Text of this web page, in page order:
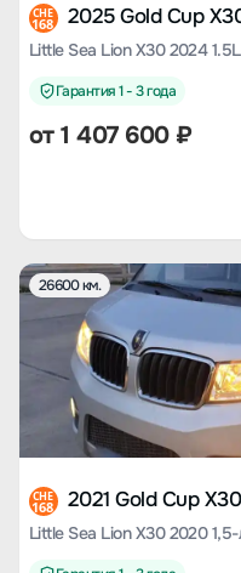
CHE
168 2025 Gold Cup
Little Sea Lion X30 2024
Гарантия 1 - 3 года
от1 407 600₽
26600 км.
CHE
168 2021 Gold Cup X30